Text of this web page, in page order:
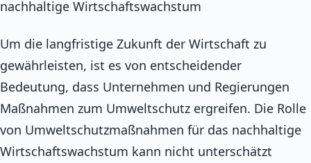
nachhaltige Wirtschaftswachstum
Um die langfristige Zukunft der Wirtschaft zu
gewährleisten, ist es von entscheidender
Bedeutung, dass Unternehmen und Regierungen
Maßnahmen zum Umweltschutz ergreifen. Die Rolle
von Umweltschutzmaßnahmen für das nachhaltige
Wirtschaftswachstum kann nicht unterschätzt